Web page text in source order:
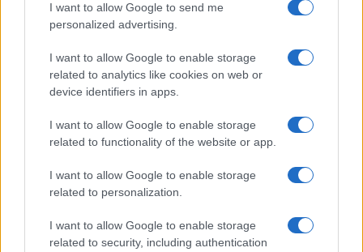
I want to allow Google to send me
personalized advertising.
I want to allow Google to enable storage
related to analytics like cookies on web or
device identifiers in apps.
I want to allow Google to enable storage
related to functionality of the website or app.
I want to allow Google to enable storage
related to personalization.
I want to allow Google to enable storage
related to security, including authentication
soluzione ideale per la casa e l’ufficio
rinascita della strada che segnò la Gallura
Raid nelle campagne di Berchidda, rischio per
la rete elettrica